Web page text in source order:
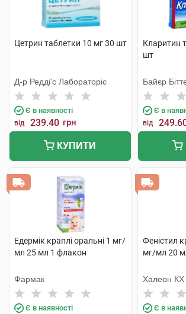
Цетрин таблетки 10 мг 30 шт
Д-р Редді'с Лабораторіс
Є в наявності
від 239.40 грн
КУПИТИ
Кларитин
шт
Байєр
Є в
від
Едермік краплі оральні 1 мг/
мл 25 мл 1 флакон
Фармак
Є в наявності
Феністил
мг/мл 20
Халеон КХ
Є в